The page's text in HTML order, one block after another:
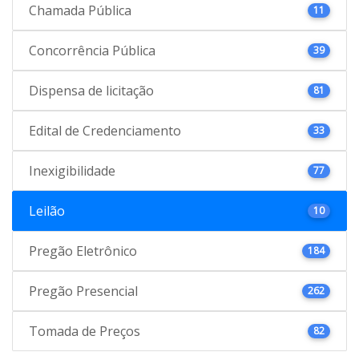
Chamada Pública 11
Concorrência Pública 39
Dispensa de licitação 81
Edital de Credenciamento 33
Inexigibilidade 77
Leilão 10
Pregão Eletrônico 184
Pregão Presencial 262
Tomada de Preços 82